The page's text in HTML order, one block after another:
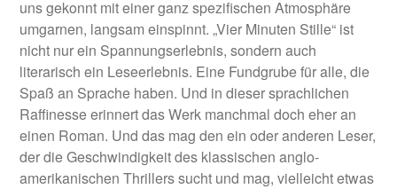
uns gekonnt mit einer ganz spezifischen Atmosphäre
umgarnen, langsam einspinnt. „Vier Minuten Stille“ ist
nicht nur ein Spannungserlebnis, sondern auch
literarisch ein Leseerlebnis. Eine Fundgrube für alle, die
Spaß an Sprache haben. Und in dieser sprachlichen
Raffinesse erinnert das Werk manchmal doch eher an
einen Roman. Und das mag den ein oder anderen Leser,
der die Geschwindigkeit des klassischen anglo-
amerikanischen Thrillers sucht und mag, vielleicht etwas